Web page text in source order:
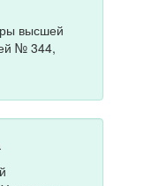
высшей
№ 344,